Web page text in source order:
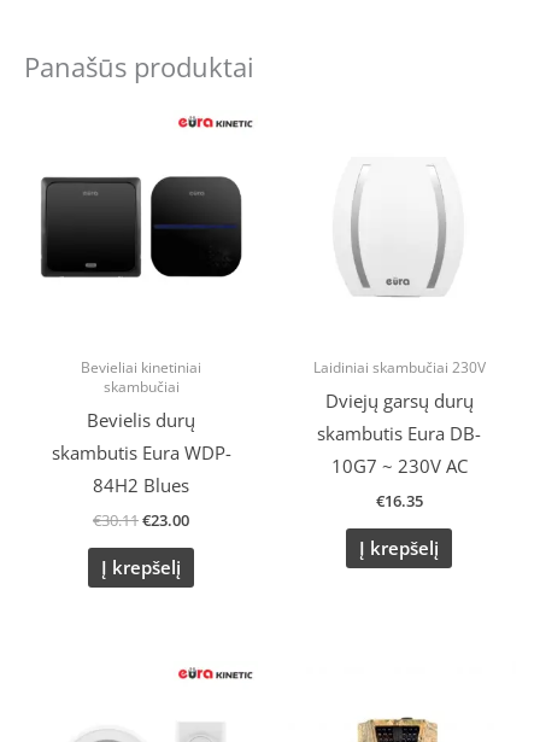
Panašūs produktai
Bevieliai kinetiniai
skambučiai
Bevielis durų
skambutis Eura WDP-
84H2 Blues
€30.11
Original
€30.11.
€23.00
Current
€23.00.
Į krepšelį
Laidiniai skambučiai 230V
Dviejų garsų durų
skambutis Eura DB-
10G7 ~ 230V AC
€16.35
Į krepšelį